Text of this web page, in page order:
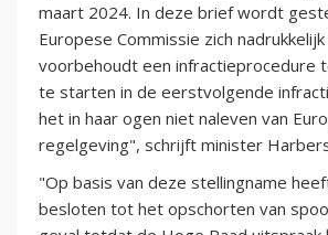
maart 2024. In deze brief wordt
Europese Commissie zich
voorbehoudt een infractieprocedure
te starten in de eerstvolgende
het in haar ogen niet naleven van
regelgeving", schrijft minister
"Op basis van deze stellingname
besloten tot het opschorten van